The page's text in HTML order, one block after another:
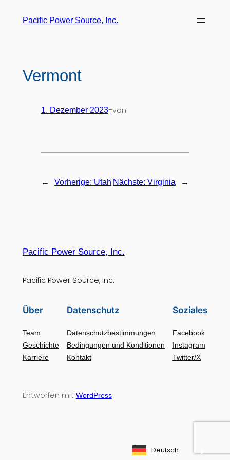
Pacific Power Source, Inc.
Vermont
1. Dezember 2023-von
← Vorherige: Utah Nächste:Virginia →
Pacific Power Source, Inc.
Pacific Power Source, Inc.
Über
Team
Geschichte
Karriere
Datenschutz
Datenschutzbestimmungen
Bedingungen und Konditionen
Kontakt
Soziales
Facebook
Instagram
Twitter/X
Entworfen mit WordPress
Deutsch